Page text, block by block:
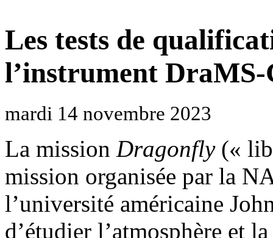
Les tests de
l’instrument DraMS-
mardi 14 novembre 2023
La mission Dragonfly(«
mission organisée par la
l’université américaine
d’étudier l’atmosphère et